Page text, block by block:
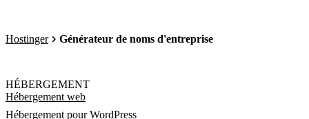
Hostinger Générateur de noms d'entreprise
HÉBERGEMENT
Hébergement web
Hébergement pour WordPress